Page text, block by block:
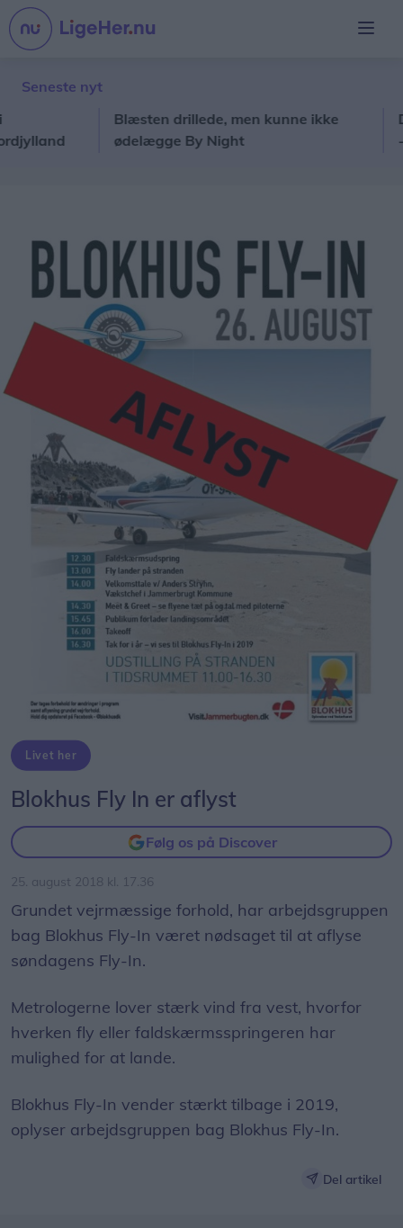
Seneste nyt
Blæsten drillede, men kunne ikke
ødelægge By Night
-
Livet her
Blokhus Fly In er aflyst
Følg os på Discover
25. august 2018 kl. 17.36
Grundet vejrmæssige forhold, har arbejdsgruppen
bag Blokhus Fly-In været nødsaget til at aflyse
søndagens Fly-In.
Metrologerne lover stærk vind fra vest, hvorfor
hverken fly eller faldskærmsspringeren har
mulighed for at lande.
Blokhus Fly-In vender stærkt tilbage i 2019,
oplyser arbejdsgruppen bag Blokhus Fly-In.
Del artikel